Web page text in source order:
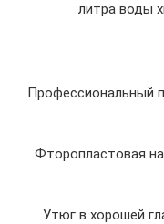
литра воды
Профессиональный
Фторопластовая
Утюг в хорошей